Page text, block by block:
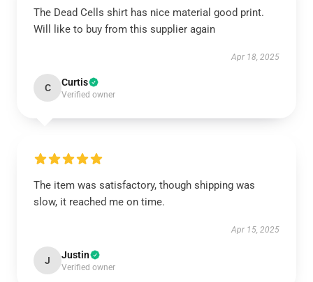
The Dead Cells shirt has nice material good print.
Will like to buy from this supplier again
Apr 18, 2025
C Curtis
Verified owner
The item was satisfactory, though shipping was
slow, it reached me on time.
Apr 15, 2025
J Justin
Verified owner